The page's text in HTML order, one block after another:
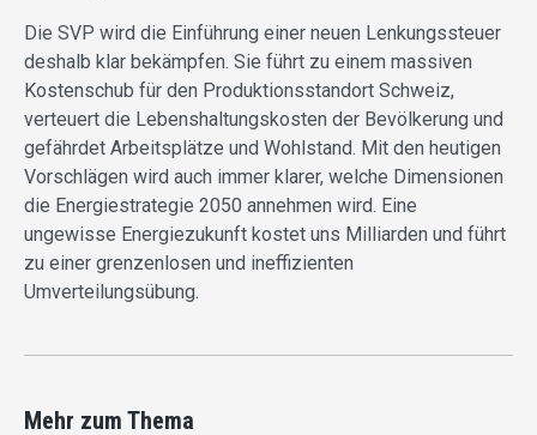
Die SVP wird die Einführung einer neuen Lenkungssteuer
deshalb klar bekämpfen. Sie führt zu einem massiven
Kostenschub für den Produktionsstandort Schweiz,
verteuert die Lebenshaltungskosten der Bevölkerung und
gefährdet Arbeitsplätze und Wohlstand. Mit den heutigen
Vorschlägen wird auch immer klarer, welche Dimensionen
die Energiestrategie 2050 annehmen wird. Eine
ungewisse Energiezukunft kostet uns Milliarden und führt
zu einer grenzenlosen und ineffizienten
Umverteilungsübung.
Mehr zum Thema